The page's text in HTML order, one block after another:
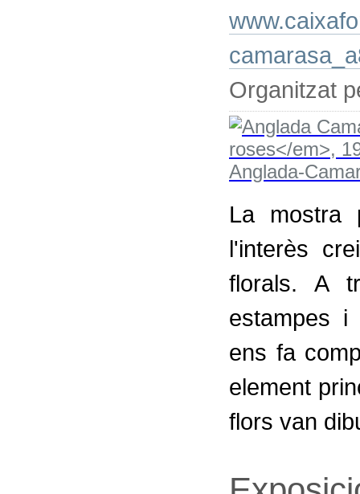
Organitzat
La mostra
l'interès
florals. A
estampes i
ens fa
element
flors van